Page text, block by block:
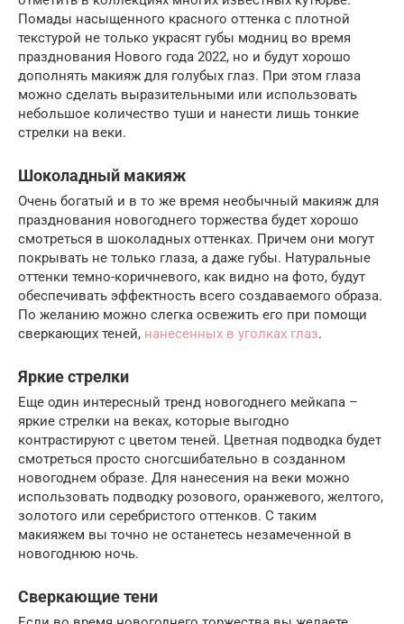
Помады насыщенного красного оттенка с плотной
текстурой не только украсят губы модниц во время
празднования Нового года 2022, но и будут хорошо
дополнять макияж для голубых глаз. При этом глаза
можно сделать выразительными или использовать
небольшое количество туши и нанести лишь тонкие
стрелки на веки.
Шоколадный макияж
Очень богатый и в то же время необычный макияж для
празднования новогоднего торжества будет хорошо
смотреться в шоколадных оттенках. Причем они могут
покрывать не только глаза, а даже губы. Натуральные
оттенки темно-коричневого, как видно на фото, будут
обеспечивать эффектность всего создаваемого образа.
По желанию можно слегка освежить его при помощи
сверкающих теней, нанесенных в уголках глаз.
Яркие стрелки
Еще один интересный тренд новогоднего мейкапа –
яркие стрелки на веках, которые выгодно
контрастируют с цветом теней. Цветная подводка будет
смотреться просто сногсшибательно в созданном
новогоднем образе. Для нанесения на веки можно
использовать подводку розового, оранжевого, желтого,
золотого или серебристого оттенков. С таким
макияжем вы точно не останетесь незамеченной в
новогоднюю ночь.
Сверкающие тени